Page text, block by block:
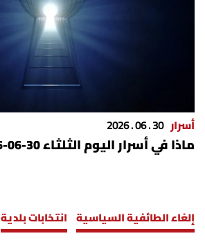
أسرار 30 . 06 . 2026
ماذا في أسرار اليوم الثلثاء 30-06-2026؟
إلغاء الطائفية السياسية انتخابات بلدية